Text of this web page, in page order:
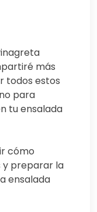
más
todos estos
para
tu ensalada
cómo
y preparar la
ensalada